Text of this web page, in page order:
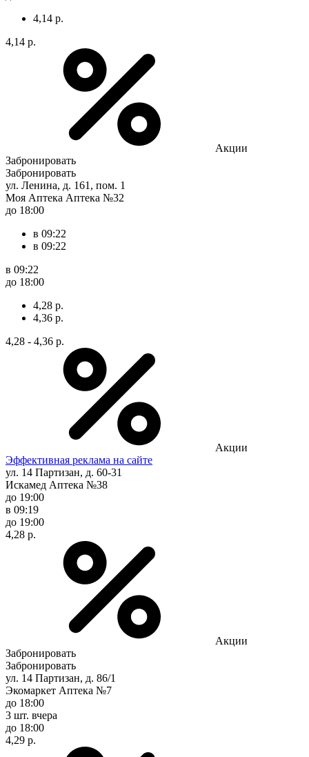
4,14 р.
4,14 р.
Акции
Забронировать
Забронировать
ул. Ленина, д. 161, пом. 1
Моя Аптека Аптека №32
до 18:00
в 09:22
в 09:22
в 09:22
до 18:00
4,28 р.
4,36 р.
4,28 - 4,36 р.
Акции
Эффективная реклама на сайте
ул. 14 Партизан, д. 60-31
Искамед Аптека №38
до 19:00
в 09:19
до 19:00
4,28 р.
Акции
Забронировать
Забронировать
ул. 14 Партизан, д. 86/1
Экомаркет Аптека №7
до 18:00
3 шт. вчера
до 18:00
4,29 р.